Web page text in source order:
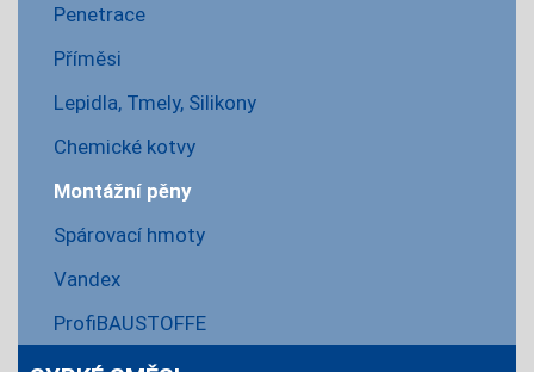
Penetrace
Příměsi
Lepidla, Tmely, Silikony
Chemické kotvy
Montážní pěny
Spárovací hmoty
Vandex
ProfiBAUSTOFFE